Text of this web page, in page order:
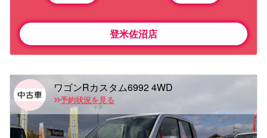
登米佐沼店
ワゴンRカスタム6992 4WD
予約状況を見る